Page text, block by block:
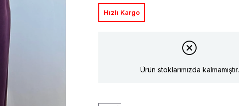
Hızlı Kargo
Ürün stoklarımızda kalmamıştır.